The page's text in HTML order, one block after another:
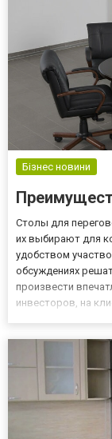
Бізнес новини
Столы для
их выбирают для
удобством
обсуждениях
произвести
инвесторов, на